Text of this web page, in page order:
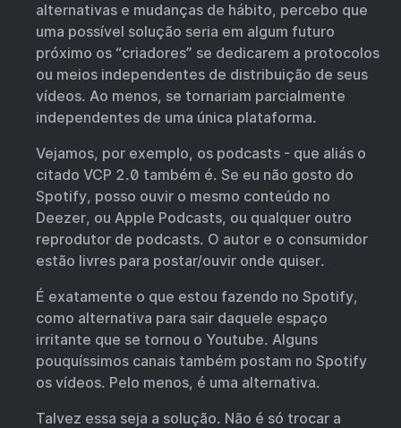
alternativas e mudanças de hábito, percebo que
uma possível solução seria em algum futuro
próximo os “criadores” se dedicarem a protocolos
ou meios independentes de distribuição de seus
vídeos. Ao menos, se tornariam parcialmente
independentes de uma única plataforma.
Vejamos, por exemplo, os podcasts - que aliás o
citado VCP 2.0 também é. Se eu não gosto do
Spotify, posso ouvir o mesmo conteúdo no
Deezer, ou Apple Podcasts, ou qualquer outro
reprodutor de podcasts. O autor e o consumidor
estão livres para postar/ouvir onde quiser.
É exatamente o que estou fazendo no Spotify,
como alternativa para sair daquele espaço
irritante que se tornou o Youtube. Alguns
pouquíssimos canais também postam no Spotify
os vídeos. Pelo menos, é uma alternativa.
Talvez essa seja a solução. Não é só trocar a